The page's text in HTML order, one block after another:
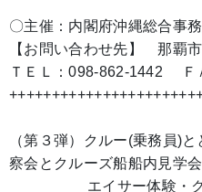
〇主催：内閣府沖縄総合事
【お問い合わせ先】 那覇
ＴＥＬ：098-862-1442 Ｆ
（第３弾）クルー(乗務員)
察会とクルーズ船船内見学会
エイサー体験・クル